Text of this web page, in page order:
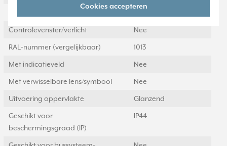
Cookies accepteren
Controlevenster/verlicht Nee
RAL-nummer (vergelijkbaar) 1013
Met indicatieveld Nee
Met verwisselbare lens/symbool Nee
Uitvoering oppervlakte Glanzend
Geschikt voor
beschermingsgraad (IP)
IP44